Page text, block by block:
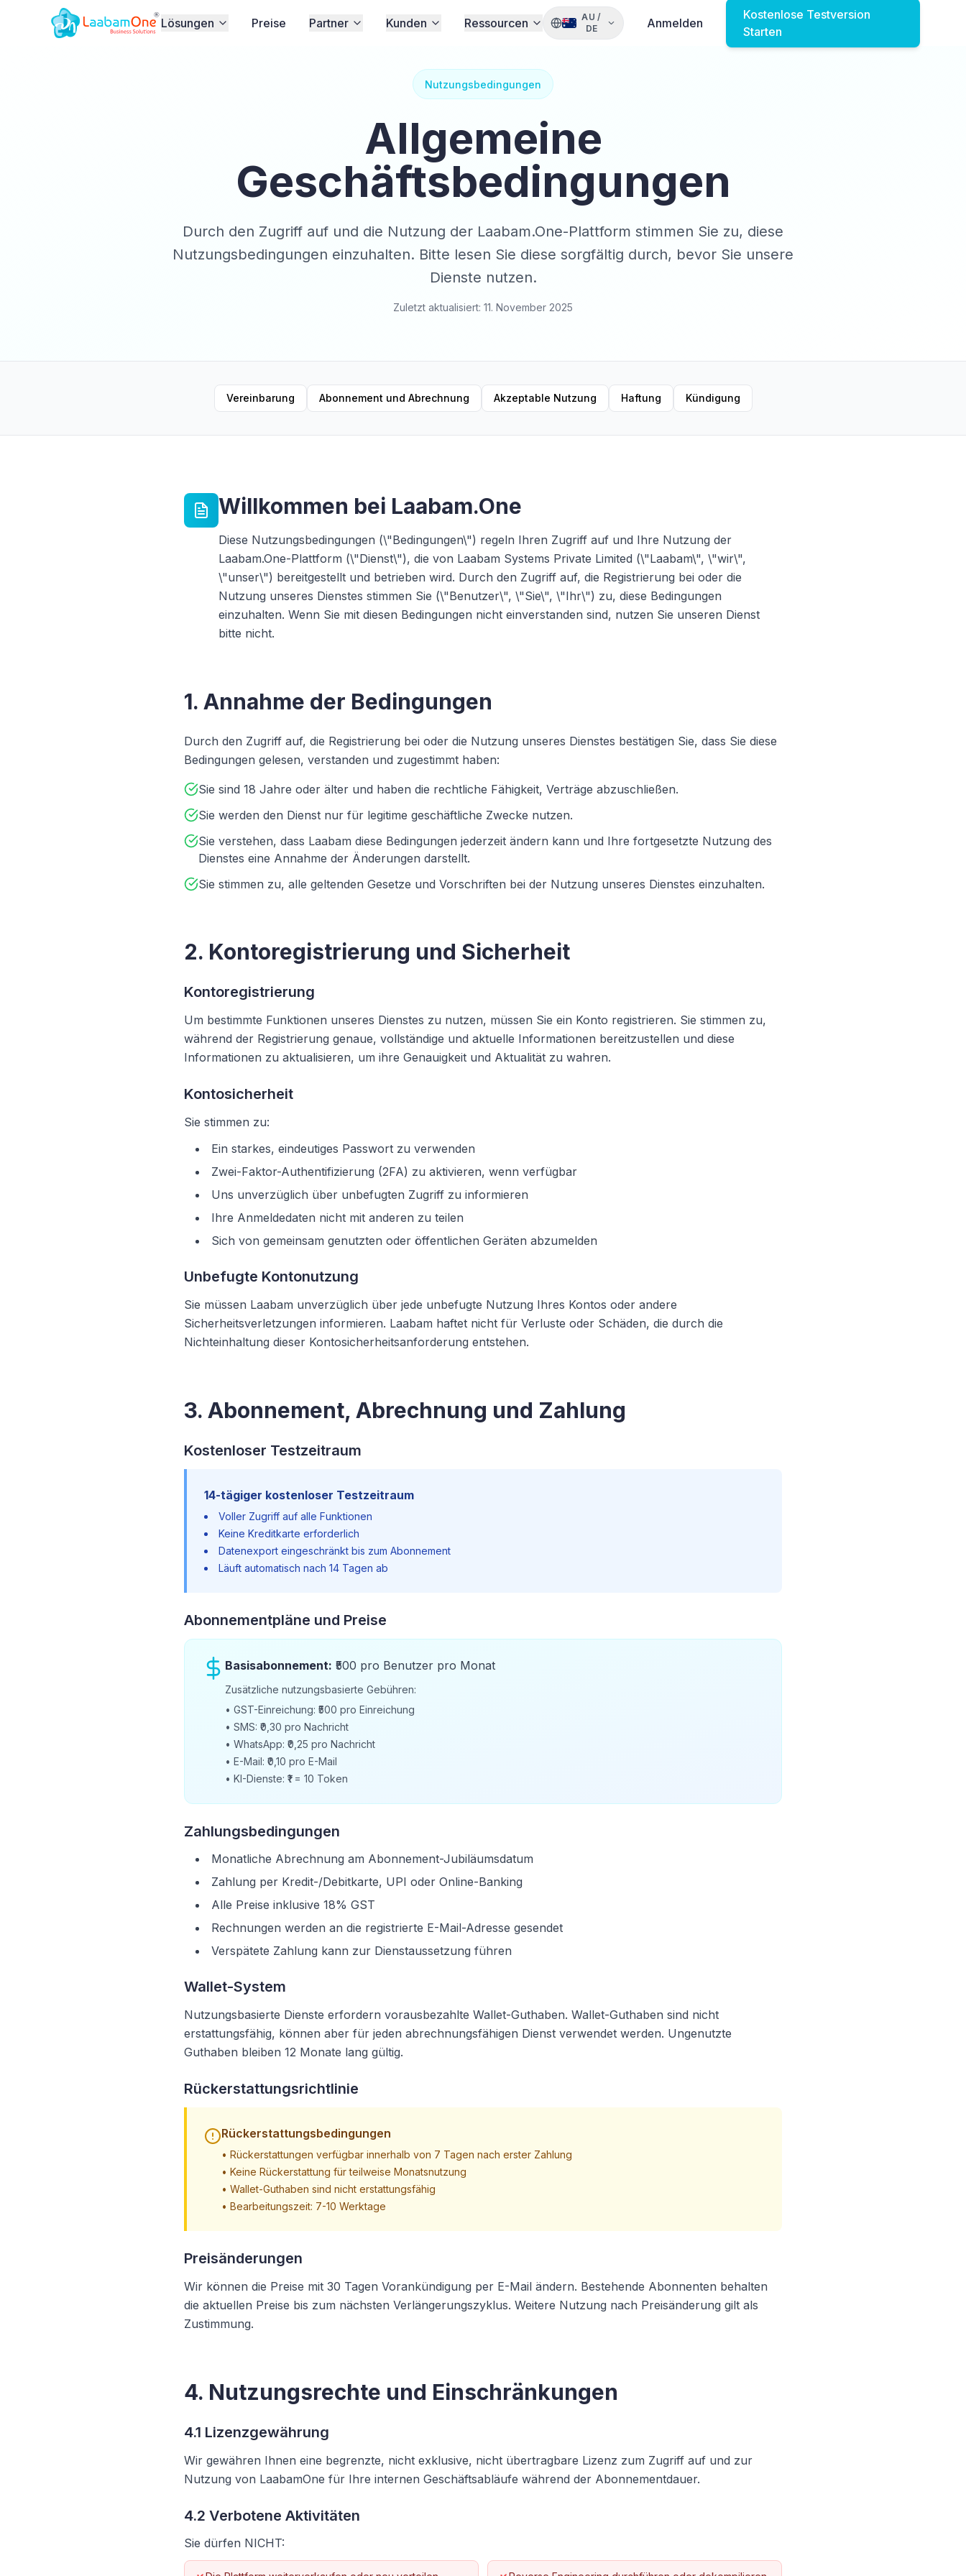
Lösungen Preise Partner Kunden Ressourcen AU /
DE
Anmelden
Kostenlose Testversion
Starten
Nutzungsbedingungen
Allgemeine
Geschäftsbedingungen
Durch den Zugriff auf und die Nutzung der Laabam.One-Plattform stimmen Sie zu, diese
Nutzungsbedingungen einzuhalten. Bitte lesen Sie diese sorgfältig durch, bevor Sie unsere
Dienste nutzen.
Zuletzt aktualisiert: 11. November 2025
Vereinbarung Abonnement und Abrechnung Akzeptable Nutzung Haftung Kündigung
Willkommen bei Laabam.One
Diese Nutzungsbedingungen (\"Bedingungen\") regeln Ihren Zugriff auf und Ihre Nutzung der
Laabam.One-Plattform (\"Dienst\"), die von Laabam Systems Private Limited (\"Laabam\", \"wir\",
\"unser\") bereitgestellt und betrieben wird. Durch den Zugriff auf, die Registrierung bei oder die
Nutzung unseres Dienstes stimmen Sie (\"Benutzer\", \"Sie\", \"Ihr\") zu, diese Bedingungen
einzuhalten. Wenn Sie mit diesen Bedingungen nicht einverstanden sind, nutzen Sie unseren Dienst
bitte nicht.
1. Annahme der Bedingungen
Durch den Zugriff auf, die Registrierung bei oder die Nutzung unseres Dienstes bestätigen Sie, dass Sie diese
Bedingungen gelesen, verstanden und zugestimmt haben:
Sie sind 18 Jahre oder älter und haben die rechtliche Fähigkeit, Verträge abzuschließen.
Sie werden den Dienst nur für legitime geschäftliche Zwecke nutzen.
Sie verstehen, dass Laabam diese Bedingungen jederzeit ändern kann und Ihre fortgesetzte Nutzung des
Dienstes eine Annahme der Änderungen darstellt.
Sie stimmen zu, alle geltenden Gesetze und Vorschriften bei der Nutzung unseres Dienstes einzuhalten.
2. Kontoregistrierung und Sicherheit
Kontoregistrierung
Um bestimmte Funktionen unseres Dienstes zu nutzen, müssen Sie ein Konto registrieren. Sie stimmen zu,
während der Registrierung genaue, vollständige und aktuelle Informationen bereitzustellen und diese
Informationen zu aktualisieren, um ihre Genauigkeit und Aktualität zu wahren.
Kontosicherheit
Sie stimmen zu:
Ein starkes, eindeutiges Passwort zu verwenden
Zwei-Faktor-Authentifizierung (2FA) zu aktivieren, wenn verfügbar
Uns unverzüglich über unbefugten Zugriff zu informieren
Ihre Anmeldedaten nicht mit anderen zu teilen
Sich von gemeinsam genutzten oder öffentlichen Geräten abzumelden
Unbefugte Kontonutzung
Sie müssen Laabam unverzüglich über jede unbefugte Nutzung Ihres Kontos oder andere
Sicherheitsverletzungen informieren. Laabam haftet nicht für Verluste oder Schäden, die durch die
Nichteinhaltung dieser Kontosicherheitsanforderung entstehen.
3. Abonnement, Abrechnung und Zahlung
Kostenloser Testzeitraum
14-tägiger kostenloser Testzeitraum
Voller Zugriff auf alle Funktionen
Keine Kreditkarte erforderlich
Datenexport eingeschränkt bis zum Abonnement
Läuft automatisch nach 14 Tagen ab
Abonnementpläne und Preise
Basisabonnement: ₹500 pro Benutzer pro Monat
Zusätzliche nutzungsbasierte Gebühren:
• GST-Einreichung: ₹500 pro Einreichung
• SMS: ₹0,30 pro Nachricht
• WhatsApp: ₹0,25 pro Nachricht
• E-Mail: ₹0,10 pro E-Mail
• KI-Dienste: ₹1 = 10 Token
Zahlungsbedingungen
Monatliche Abrechnung am Abonnement-Jubiläumsdatum
Zahlung per Kredit-/Debitkarte, UPI oder Online-Banking
Alle Preise inklusive 18% GST
Rechnungen werden an die registrierte E-Mail-Adresse gesendet
Verspätete Zahlung kann zur Dienstaussetzung führen
Wallet-System
Nutzungsbasierte Dienste erfordern vorausbezahlte Wallet-Guthaben. Wallet-Guthaben sind nicht
erstattungsfähig, können aber für jeden abrechnungsfähigen Dienst verwendet werden. Ungenutzte
Guthaben bleiben 12 Monate lang gültig.
Rückerstattungsrichtlinie
Rückerstattungsbedingungen
• Rückerstattungen verfügbar innerhalb von 7 Tagen nach erster Zahlung
• Keine Rückerstattung für teilweise Monatsnutzung
• Wallet-Guthaben sind nicht erstattungsfähig
• Bearbeitungszeit: 7-10 Werktage
Preisänderungen
Wir können die Preise mit 30 Tagen Vorankündigung per E-Mail ändern. Bestehende Abonnenten behalten
die aktuellen Preise bis zum nächsten Verlängerungszyklus. Weitere Nutzung nach Preisänderung gilt als
Zustimmung.
4. Nutzungsrechte und Einschränkungen
4.1 Lizenzgewährung
Wir gewähren Ihnen eine begrenzte, nicht exklusive, nicht übertragbare Lizenz zum Zugriff auf und zur
Nutzung von LaabamOne für Ihre internen Geschäftsabläufe während der Abonnementdauer.
4.2 Verbotene Aktivitäten
Sie dürfen NICHT: